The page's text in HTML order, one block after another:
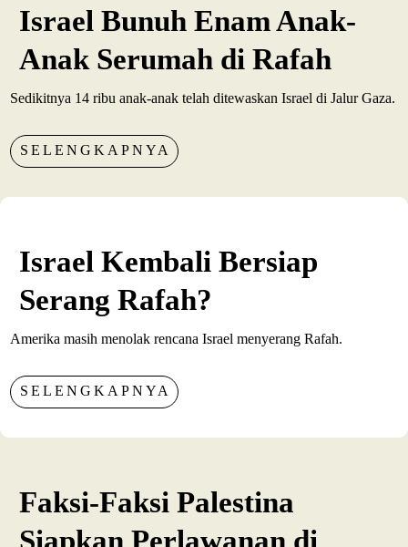
Israel Bunuh Enam Anak-
Anak Serumah di Rafah
Sedikitnya 14 ribu anak-anak telah ditewaskan Israel di Jalur Gaza.
SELENGKAPNYA
Israel Kembali Bersiap
Serang Rafah?
Amerika masih menolak rencana Israel menyerang Rafah.
SELENGKAPNYA
Faksi-Faksi Palestina